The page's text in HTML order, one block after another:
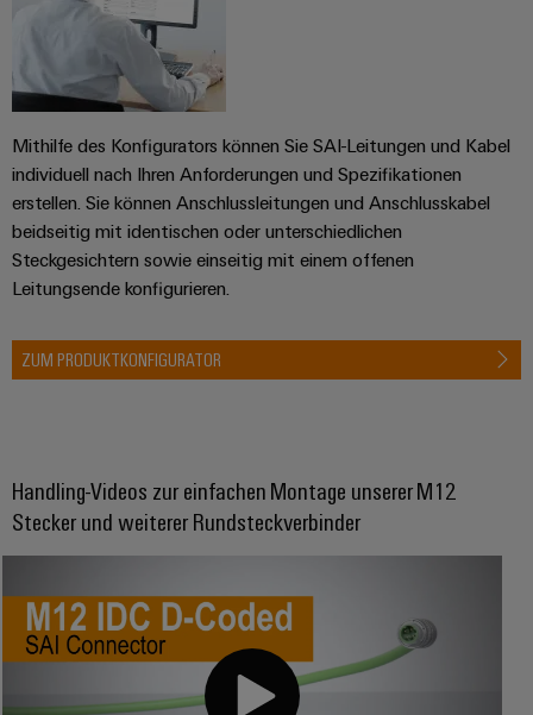
Mithilfe des Konfigurators können Sie SAI-Leitungen und Kabel
individuell nach Ihren Anforderungen und Spezifikationen
erstellen. Sie können Anschlussleitungen und Anschlusskabel
beidseitig mit identischen oder unterschiedlichen
Steckgesichtern sowie einseitig mit einem offenen
Leitungsende konfigurieren.
ZUM PRODUKTKONFIGURATOR
Handling-Videos zur einfachen Montage unserer M12
Stecker und weiterer Rundsteckverbinder